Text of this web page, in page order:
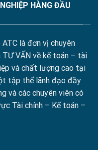
HÀNG ĐẦU
là đơn vị chuyên
TƯ VẤN về kế toán – tài
và chất lượng cao tại
tập thể lãnh đạo đầy
và các chuyên viên có
Tài chính – Kế toán –